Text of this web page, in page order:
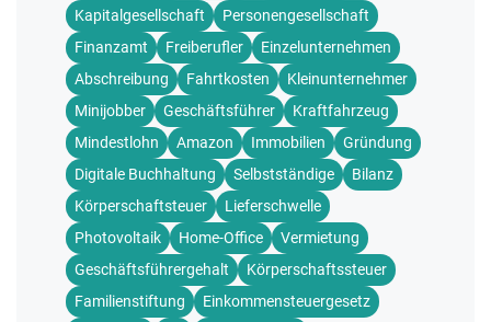
Kapitalgesellschaft
Personengesellschaft
Finanzamt
Freiberufler
Einzelunternehmen
Abschreibung
Fahrtkosten
Kleinunternehmer
Minijobber
Geschäftsführer
Kraftfahrzeug
Mindestlohn
Amazon Immobilien
Gründung
Digitale Buchhaltung
Selbstständige
Bilanz
Körperschaftsteuer
Lieferschwelle
Photovoltaik
Home-Office
Vermietung
Geschäftsführergehalt
Körperschaftssteuer
Familienstiftung
Einkommensteuergesetz